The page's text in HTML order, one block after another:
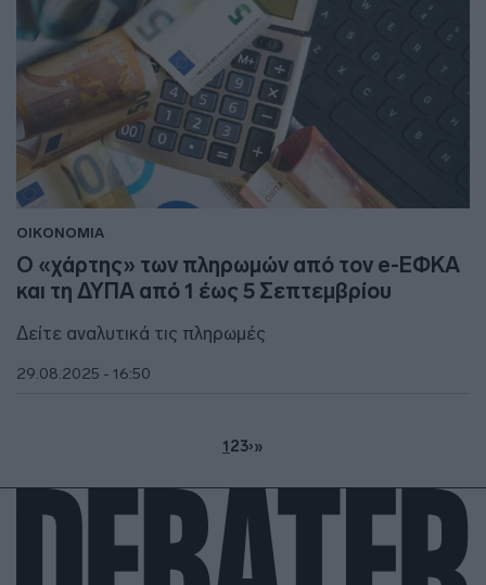
ΟΙΚΟΝΟΜΙΑ
Ο «χάρτης» των πληρωμών από τον e-ΕΦΚΑ
και τη ΔΥΠΑ από 1 έως 5 Σεπτεμβρίου
Δείτε αναλυτικά τις πληρωμές
29.08.2025 - 16:50
123›»